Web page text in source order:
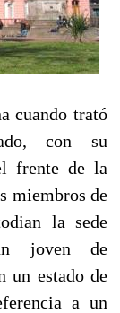
cuando trató
con su
frente de la
miembros de
la sede
joven de
un estado de
a un